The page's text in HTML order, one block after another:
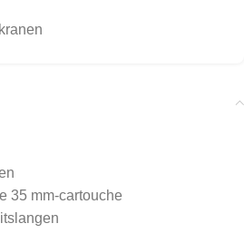
35 mm-cartouche